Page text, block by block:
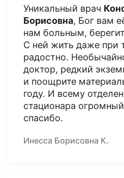
Уникальный врач
Борисовна, Бог вам
нам больным,
С ней жить даже при
радостно.
доктор, редкий
и поощрите
году. И всему
стационара
спасибо.
Инесса Борисовна К.